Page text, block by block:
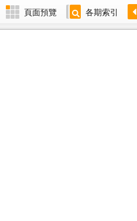
頁面預覽 各期索引